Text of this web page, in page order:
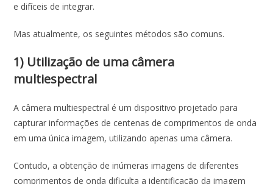
e difíceis de integrar.
Mas atualmente, os seguintes métodos são comuns.
1) Utilização de uma câmera
multiespectral
A câmera multiespectral é um dispositivo projetado para
capturar informações de centenas de comprimentos de onda
em uma única imagem, utilizando apenas uma câmera.
Contudo, a obtenção de inúmeras imagens de diferentes
comprimentos de onda dificulta a identificação da imagem